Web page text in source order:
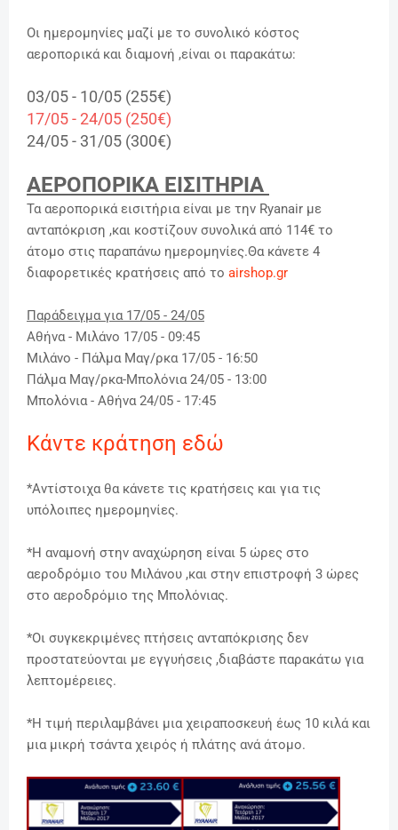
Οι ημερομηνίες μαζί με το συνολικό κόστος
αεροπορικά και διαμονή ,είναι οι παρακάτω:
03/05 - 10/05 (255€)
17/05 - 24/05 (250€)
24/05 - 31/05 (300€)
ΑΕΡΟΠΟΡΙΚΑ ΕΙΣΙΤΗΡΙΑ
Τα αεροπορικά εισιτήρια είναι με την Ryanair με
ανταπόκριση ,και κοστίζουν συνολικά από 114€ το
άτομο στις παραπάνω ημερομηνίες.Θα κάνετε 4
διαφορετικές κρατήσεις από το airshop.gr
Παράδειγμα για 17/05 - 24/05
Αθήνα - Μιλάνο 17/05 - 09:45
Μιλάνο - Πάλμα Μαγ/ρκα 17/05 - 16:50
Πάλμα Μαγ/ρκα-Μπολόνια 24/05 - 13:00
Μπολόνια - Αθήνα 24/05 - 17:45
Κάντε κράτηση εδώ
*Αντίστοιχα θα κάνετε τις κρατήσεις και για τις
υπόλοιπες ημερομηνίες.
*Η αναμονή στην αναχώρηση είναι 5 ώρες στο
αεροδρόμιο του Μιλάνου ,και στην επιστροφή 3 ώρες
στο αεροδρόμιο της Μπολόνιας.
*Οι συγκεκριμένες πτήσεις ανταπόκρισης δεν
προστατεύονται με εγγυήσεις ,διαβάστε παρακάτω για
λεπτομέρειες.
*Η τιμή περιλαμβάνει μια χειραποσκευή έως 10 κιλά και
μια μικρή τσάντα χειρός ή πλάτης ανά άτομο.